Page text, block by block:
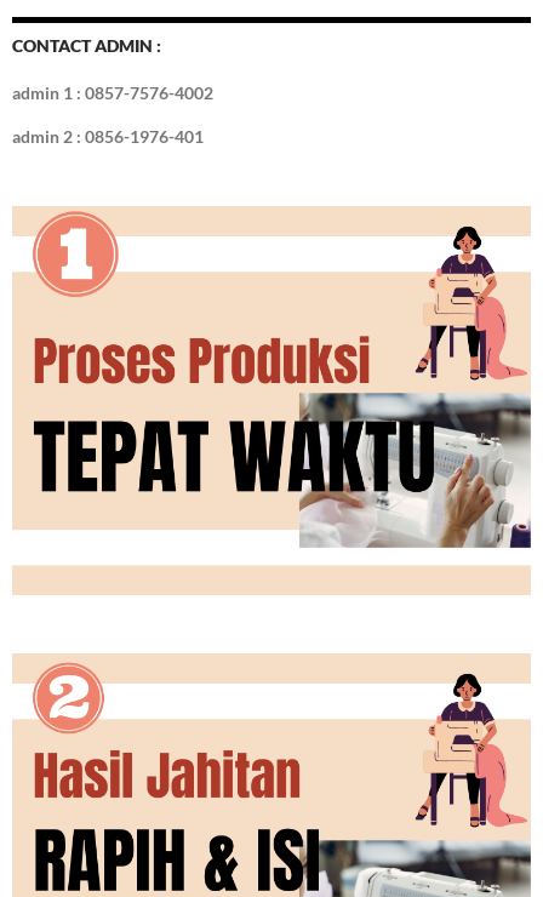
CONTACT ADMIN :
admin 1 : 0857-7576-4002
admin 2 : 0856-1976-401